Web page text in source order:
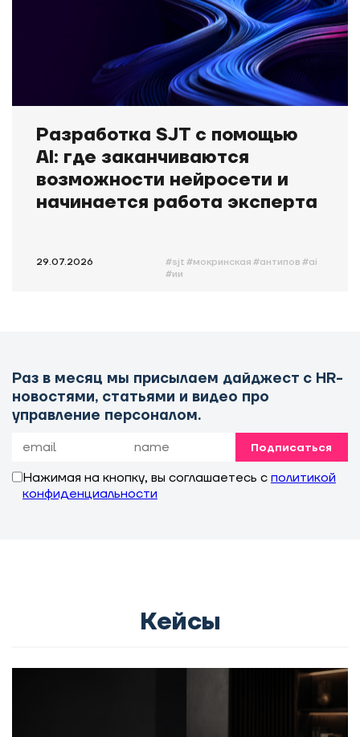
Разработка SJT с помощью
AI: где заканчиваются
возможности нейросети и
начинается работа эксперта
29.07.2026 #sjt #мокринская #антипов #ai
#ии
Раз в месяц мы присылаем дайджест с HR-
новостями, статьями и видео про
управление персоналом.
Подписаться
Нажимая на кнопку, вы соглашаетесь с политикой
конфиденциальности
Кейсы